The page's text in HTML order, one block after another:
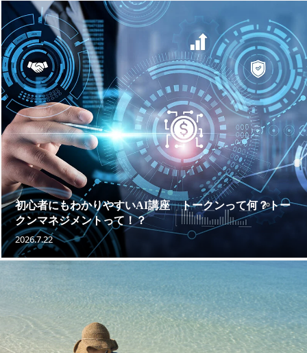
初心者にもわかりやすいAI講座 トークンって何？トー
クンマネジメントって！？
2026.7.22